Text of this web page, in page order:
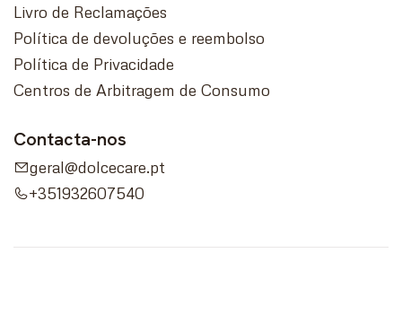
Livro de Reclamações
Política de devoluções e reembolso
Política de Privacidade
Centros de Arbitragem de Consumo
Contacta-nos
geral@dolcecare.pt
+351932607540